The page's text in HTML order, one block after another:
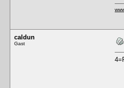
caldun
Gast